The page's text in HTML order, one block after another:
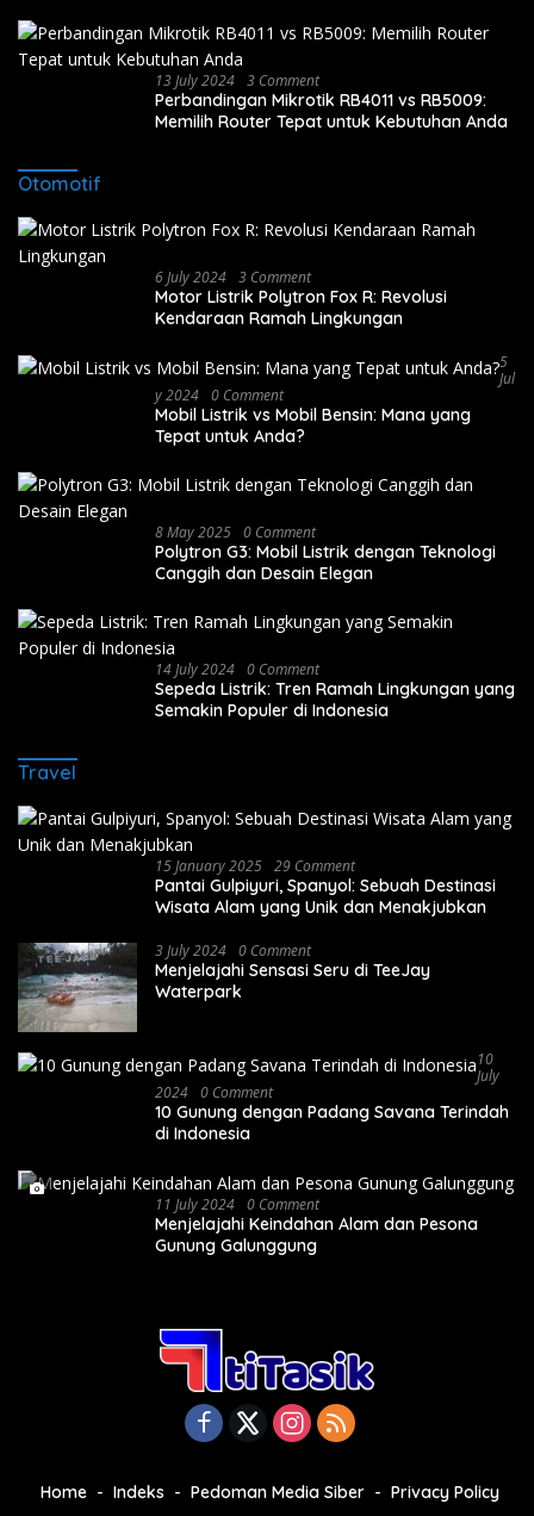
13 July 2024 3 Comment
Perbandingan Mikrotik RB4011 vs RB5009:
Memilih Router Tepat untuk Kebutuhan Anda
Otomotif
6 July 2024 3 Comment
Motor Listrik Polytron Fox R: Revolusi
Kendaraan Ramah Lingkungan
5
Jul
Y 2024 0 Comment
Mobil Listrik vs Mobil Bensin: Mana yang
Tepat untuk Anda?
8 May 2025 0 Comment
Polytron G3: Mobil Listrik dengan Teknologi
Canggih dan Desain Elegan
14 July 2024 0 Comment
Sepeda Listrik: Tren Ramah Lingkungan yang
Semakin Populer di Indonesia
Travel
15 January 2025 29 Comment
Pantai Gulpiyuri, Spanyol: Sebuah Destinasi
Wisata Alam yang Unik dan Menakjubkan
3 July 2024 0 Comment
Menjelajahi Sensasi Seru di TeeJay
Waterpark
10
July
2024 0 Comment
10 Gunung dengan Padang Savana Terindah
di Indonesia
11 July 2024 0 Comment
Menjelajahi Keindahan Alam dan Pesona
Gunung Galunggung
Home Indeks Pedoman Media Siber
Privacy Policy